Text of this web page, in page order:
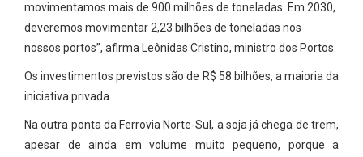
movimentamos mais de 900 milhões de toneladas. Em 2030,
deveremos movimentar 2,23 bilhões de toneladas nos
nossos portos”, afirma Leônidas Cristino, ministro dos Portos.
Os investimentos previstos são de R$ 58 bilhões, a maioria da
iniciativa privada.
Na outra ponta da Ferrovia Norte-Sul, a soja já chega de trem,
apesar de ainda em volume muito pequeno, porque a